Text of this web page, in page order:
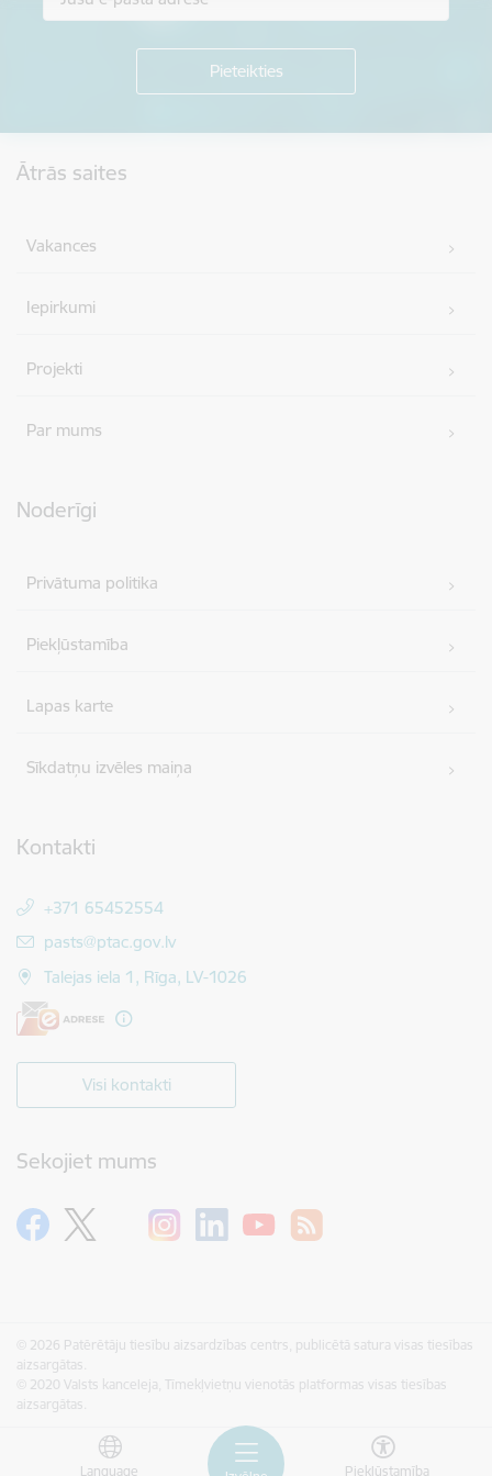
Language Piekļūstamība
Ātrās saites
Vakances
Iepirkumi
Projekti
Par mums
Noderīgi
Privātuma politika
Piekļūstamība
Lapas karte
Sīkdatņu izvēles maiņa
Kontakti
+371 65452554
E-pasts:
pasts@ptac.gov.lv
Talejas iela 1, Rīga, LV-1026
Visi kontakti
Sekojiet mums
© 2026 Patērētāju tiesību aizsardzības centrs, publicētā satura visas tiesības
aizsargātas.
© 2020 Valsts kanceleja, Tīmekļvietņu vienotās platformas visas tiesības
aizsargātas.